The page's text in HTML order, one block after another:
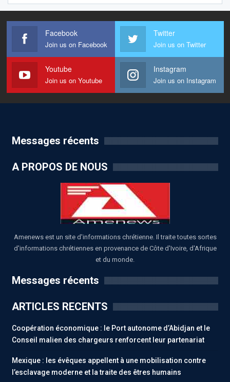
Facebook
Join us on Facebook
Twitter
Join us on Twitter
Youtube
Join us on Youtube
Instagram
Join us on Instagram
Messages récents
A PROPOS DE NOUS
Amenews est un site d'informations chrétienne. Il traite toutes sortes
d'informations chrétiennes en provenance de Côte d'Ivoire, d'Afrique
et du monde.
Messages récents
ARTICLES RECENTS
Coopération économique : le Port autonome d’Abidjan et le
Conseil malien des chargeurs renforcent leur partenariat
Mexique : les évêques appellent à une mobilisation contre
l’esclavage moderne et la traite des êtres humains